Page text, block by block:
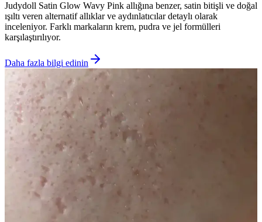
Judydoll Satin Glow Wavy Pink allığına benzer, satin bitişli ve doğal
ışıltı veren alternatif allıklar ve aydınlatıcılar detaylı olarak
inceleniyor. Farklı markaların krem, pudra ve jel formülleri
karşılaştırılıyor.
Daha fazla bilgi edinin